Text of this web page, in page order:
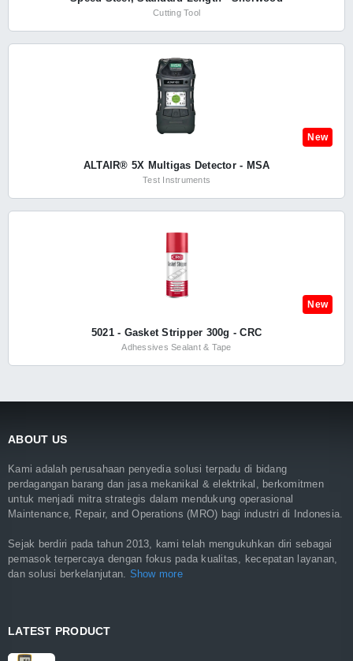
Cutting Tool
New
ALTAIR® 5X Multigas Detector - MSA
Test Instruments
New
5021 - Gasket Stripper 300g - CRC
Adhessives Sealant & Tape
ABOUT US
Kami adalah perusahaan penyedia solusi terpadu di bidang
perdagangan barang dan jasa mekanikal & elektrikal, berkomitmen
untuk menjadi mitra strategis dalam mendukung operasional
Maintenance, Repair, and Operations (MRO) bagi industri di Indonesia.
Sejak berdiri pada tahun 2013, kami telah mengukuhkan diri sebagai
pemasok terpercaya dengan fokus pada kualitas, kecepatan layanan,
dan solusi berkelanjutan. Show more
LATEST PRODUCT